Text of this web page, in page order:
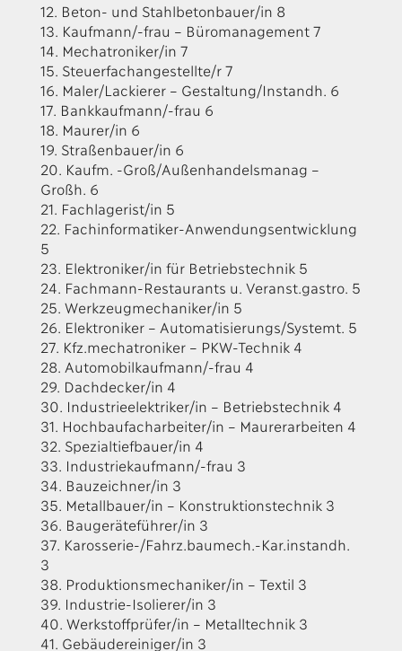
12. Beton- und Stahlbetonbauer/in 8
13. Kaufmann/-frau – Büromanagement 7
14. Mechatroniker/in 7
15. Steuerfachangestellte/r 7
16. Maler/Lackierer – Gestaltung/Instandh. 6
17. Bankkaufmann/-frau 6
18. Maurer/in 6
19. Straßenbauer/in 6
20. Kaufm. -Groß/Außenhandelsmanag –
Großh. 6
21. Fachlagerist/in 5
22. Fachinformatiker-Anwendungsentwicklung
5
23. Elektroniker/in für Betriebstechnik 5
24. Fachmann-Restaurants u. Veranst.gastro. 5
25. Werkzeugmechaniker/in 5
26. Elektroniker – Automatisierungs/Systemt. 5
27. Kfz.mechatroniker – PKW-Technik 4
28. Automobilkaufmann/-frau 4
29. Dachdecker/in 4
30. Industrieelektriker/in – Betriebstechnik 4
31. Hochbaufacharbeiter/in – Maurerarbeiten 4
32. Spezialtiefbauer/in 4
33. Industriekaufmann/-frau 3
34. Bauzeichner/in 3
35. Metallbauer/in – Konstruktionstechnik 3
36. Baugeräteführer/in 3
37. Karosserie-/Fahrz.baumech.-Kar.instandh.
3
38. Produktionsmechaniker/in – Textil 3
39. Industrie-Isolierer/in 3
40. Werkstoffprüfer/in – Metalltechnik 3
41. Gebäudereiniger/in 3